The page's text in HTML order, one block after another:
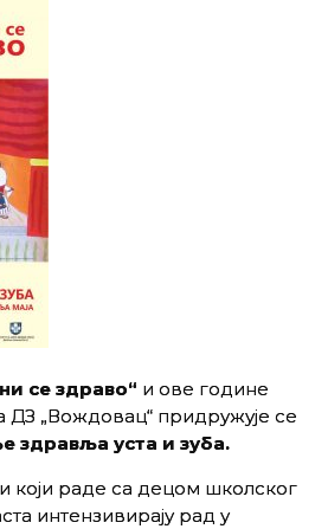
се здраво“ и ове године
ДЗ „Вождовац“ придружује се
здравља уста и зуба.
који раде са децом школског
интензивирају рад у